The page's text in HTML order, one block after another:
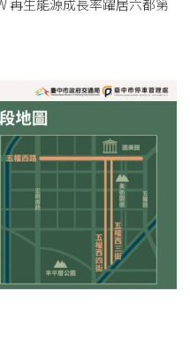
再生能源成長率躍居六都第